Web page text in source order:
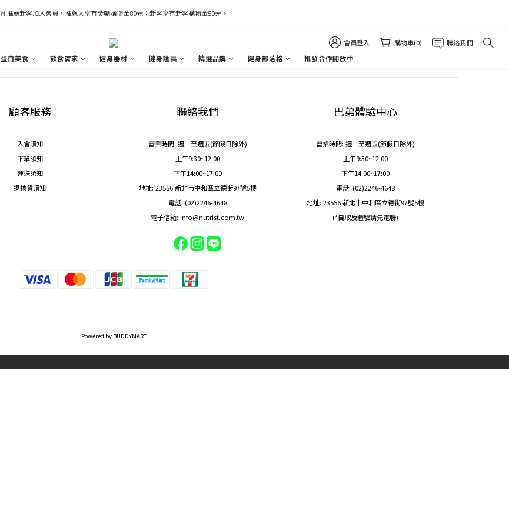
凡推薦新客加入會員，推薦人享有獎勵購物金80元；新客享有新客購物金50元。
凡推薦新客加入會員，推薦人享有獎勵購物金80元；新客享有新客購物金50元。
新加入會員立即獲得100購物金 會員登入 購物車(0)
聯絡我們
蛋白美食 飲食需求 健身器材 健身護具 精選品牌 健身部落格 批發合作開放中
顧客服務
入會須知
下單須知
運送須知
退換貨須知
聯絡我們
營業時間: 週一至週五(節假日除外)
上午9:30~12:00
下午14:00~17:00
地址: 23556 新北市中和區立德街97號5樓
電話: (02)2246-4648
電子信箱: info@nutrist.com.tw
巴弟體驗中心
營業時間: 週一至週五(節假日除外)
上午9:30~12:00
下午14:00~17:00
電話: (02)2246-4648
地址: 23556 新北市中和區立德街97號5樓
(*自取及體驗請先電聯)
Powered by BUDDYMART